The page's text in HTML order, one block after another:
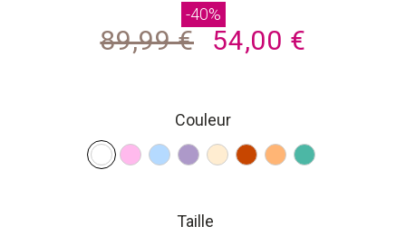
89,99 € 54,00 €
-40%
Couleur
Taille